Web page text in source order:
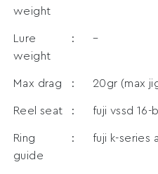
weight
Lure
weight
: –
Max drag : 20gr (max
Reel seat : fuji vssd 16-
Ring
guide
: fuji k-series